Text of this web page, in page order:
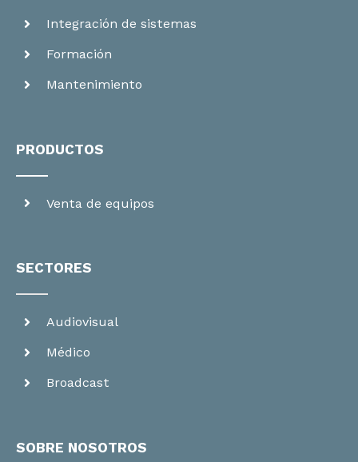
Integración de sistemas
Formación
Mantenimiento
PRODUCTOS
Venta de equipos
SECTORES
Audiovisual
Médico
Broadcast
SOBRE NOSOTROS